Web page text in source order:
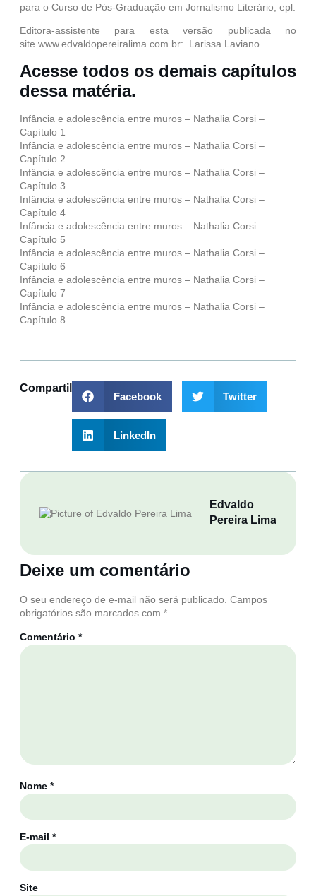
para o Curso de Pós-Graduação em Jornalismo Literário, epl.
Editora-assistente para esta versão publicada no
site www.edvaldopereiralima.com.br: Larissa Laviano
Acesse todos os demais capítulos
dessa matéria.
Infância e adolescência entre muros – Nathalia Corsi –
Capítulo 1
Infância e adolescência entre muros – Nathalia Corsi –
Capítulo 2
Infância e adolescência entre muros – Nathalia Corsi –
Capítulo 3
Infância e adolescência entre muros – Nathalia Corsi –
Capítulo 4
Infância e adolescência entre muros – Nathalia Corsi –
Capítulo 5
Infância e adolescência entre muros – Nathalia Corsi –
Capítulo 6
Infância e adolescência entre muros – Nathalia Corsi –
Capítulo 7
Infância e adolescência entre muros – Nathalia Corsi –
Capítulo 8
Compartilhar
Facebook Twitter
LinkedIn
Edvaldo
Pereira Lima
Deixe um comentário
O seu endereço de e-mail não será publicado. Campos
obrigatórios são marcados com *
Comentário *
Nome *
E-mail *
Site